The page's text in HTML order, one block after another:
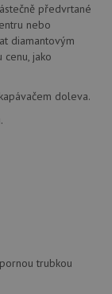
předvrtané
nebo
diamantovým
jako
doleva.
trubkou
soubory
bez